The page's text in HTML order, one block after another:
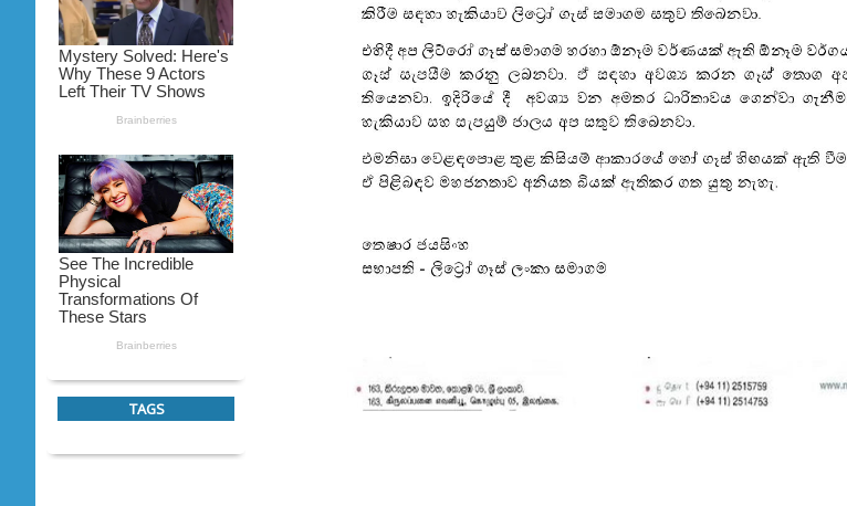
TAGS